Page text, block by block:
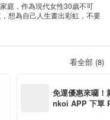
庭，作為現代女性30歲不可
想為自己人生畫出彩虹，不要
。
看全部 (8)
免運優惠來囉
nkoi APP 下單